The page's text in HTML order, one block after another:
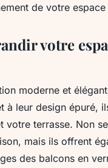
de votre espace
votre
moderne et
à leur design épuré,
terrasse. Non
mais ils offrent
des balcons en